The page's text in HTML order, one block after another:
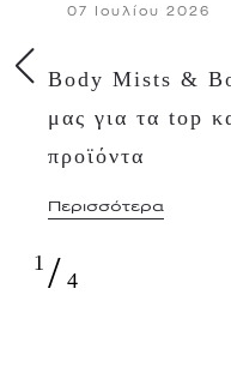
07 Ιουλίου 2026
Body Mists &
μας για τα top
προϊόντα
Περισσότερα
1 / 4